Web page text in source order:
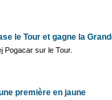
le Tour et gagne la
Pogacar sur le Tour.
première en jaune